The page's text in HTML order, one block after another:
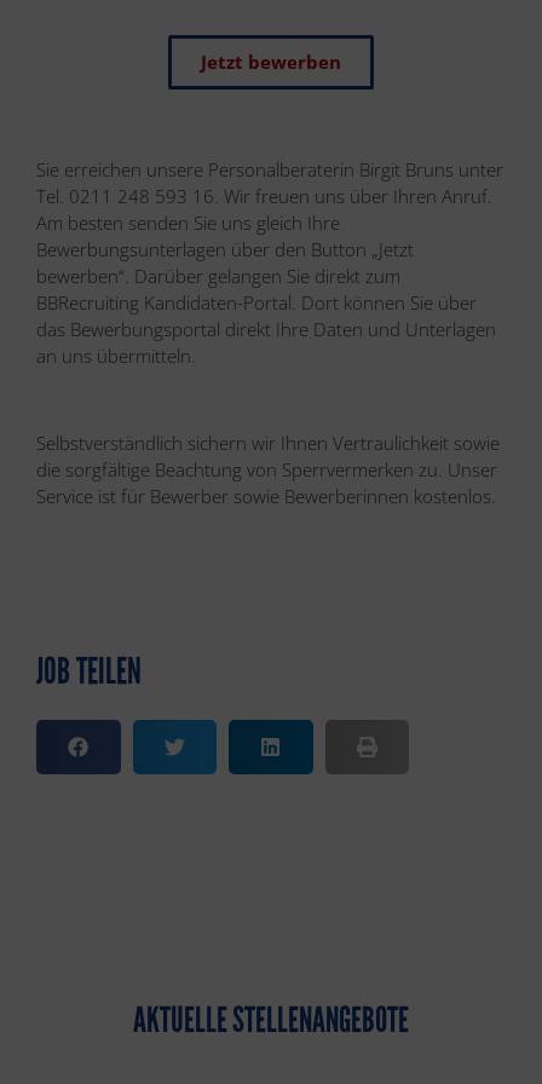
Jetzt bewerben
Sie erreichen unsere Personalberaterin Birgit Bruns unter
Tel. 0211 248 593 16. Wir freuen uns über Ihren Anruf.
Am besten senden Sie uns gleich Ihre
Bewerbungsunterlagen über den Button „Jetzt
bewerben“. Darüber gelangen Sie direkt zum
BBRecruiting Kandidaten-Portal. Dort können Sie über
das Bewerbungsportal direkt Ihre Daten und Unterlagen
an uns übermitteln.
Selbstverständlich sichern wir Ihnen Vertraulichkeit sowie
die sorgfältige Beachtung von Sperrvermerken zu. Unser
Service ist für Bewerber sowie Bewerberinnen kostenlos.
JOB TEILEN
AKTUELLE STELLENANGEBOTE